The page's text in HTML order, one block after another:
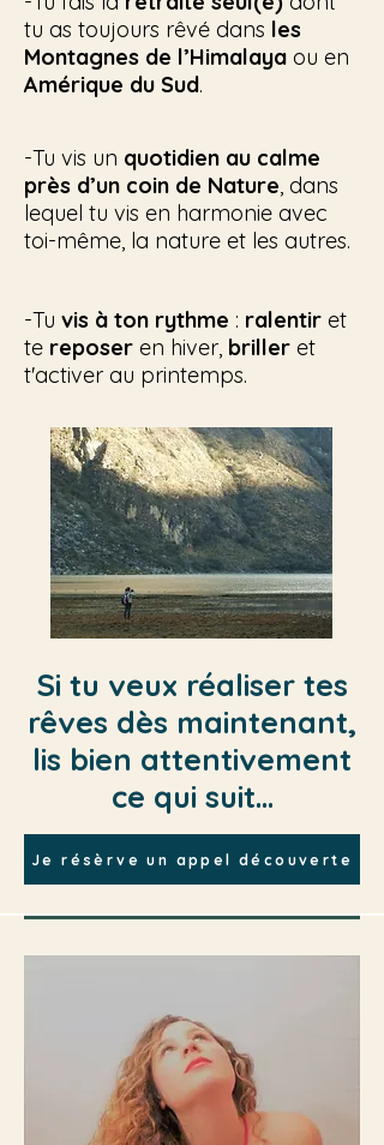
tu as toujours rêvé dans les
Montagnes de l’Himalaya ou en
Amérique du Sud.
-Tu vis un quotidien au calme
près d’un coin de Nature, dans
lequel tu vis en harmonie avec
toi-même, la nature et les autres.
-Tu vis à ton rythme : ralentir et
te reposer en hiver, briller et
t'activer au printemps.
Si tu veux réaliser tes
rêves dès maintenant,
lis bien attentivement
ce qui suit...
Je résèrve un appel découverte